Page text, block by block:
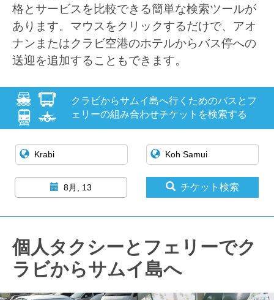
格とサービスを比較できる簡単な検索ツールが
あります。マウスをクリックするだけで、アオ
ナンまたはクラビ空港のホテルからバス停への
送迎を追加することもできます。
クラビからサムイ島へ行くためのバスとフ
ェリーの組み合わせチケットを検索する
8月, 13 チケット検索
個人タクシーとフェリーでク
ラビからサムイ島へ